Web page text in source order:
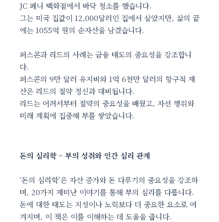
JC 페니 백화점에서 바닥 청소를 했습니다.
그는 미국 집값이 12,000달러인 집에서 살았지만, 삶의 끝
에는 1055억 원의 순자산을 남겼습니다.
퍼스콘과 리드의 사례는 금융 태도의 중요성을 강조합니
다.
퍼스콘의 9만 달러 유지비와 1억 6천만 달러의 항구적 재
산은 리드의 절약 정신과 대비됩니다.
리드는 어려서부터 절약의 중요성을 배웠고, 자선 행위와
미래 계획에 집중해 부를 쌓았습니다.
돈의 심리학 – 부의 성취와 인간 심리 관계
‘돈의 심리학’은 자산 증가와 돈 다루기의 중요성을 강조하
며, 20가지 재미난 이야기를 통해 부의 심리를 다룹니다.
돈에 대한 태도는 지성이나 노력보다 더 중요한 요소로 여
겨지며, 이 책은 이를 이해하는 데 도움을 줍니다.